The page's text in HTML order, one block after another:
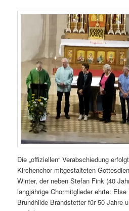
Die „offiziellen“ Verabschiedung
Kirchenchor mitgestalteten
Winter, der neben Stefan Fink (40
langjährige Chormitglieder ehrte:
Brundhilde Brandstetter für 50 Jahre